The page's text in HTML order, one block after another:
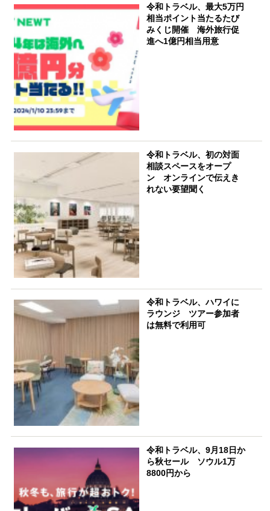
令和トラベル、最大5万円
相当ポイント当たるたび
みくじ開催 海外旅行促
進へ1億円相当用意
令和トラベル、初の対面
相談スペースをオープ
ン オンラインで伝えき
れない要望聞く
令和トラベル、ハワイに
ラウンジ ツアー参加者
は無料で利用可
令和トラベル、9月18日か
ら秋セール ソウル1万
8800円から